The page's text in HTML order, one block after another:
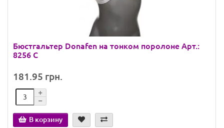
Бюстгальтер Donafen на тонком поролоне Арт.:
8256 C
181.95 грн.
В корзину